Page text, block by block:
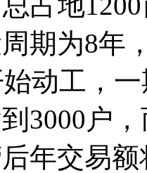
期为8年
动工，
3000户
年交易